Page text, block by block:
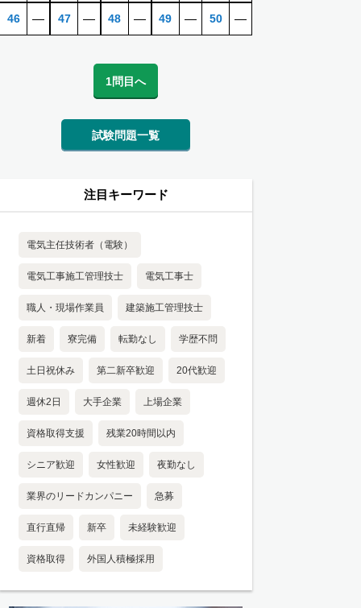
46 ― 47 ― 48 ― 49 ― 50 ―
1問目へ
試験問題一覧
注目キーワード
電気主任技術者（電験）
電気工事施工管理技士 電気工事士
職人・現場作業員 建築施工管理技士
新着 寮完備 転勤なし 学歴不問
土日祝休み 第二新卒歓迎 20代歓迎
週休2日 大手企業 上場企業
資格取得支援 残業20時間以内
シニア歓迎 女性歓迎 夜勤なし
業界のリードカンパニー 急募
直行直帰 新卒 未経験歓迎
資格取得 外国人積極採用